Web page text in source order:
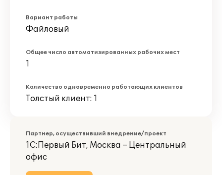
Вариант работы
Файловый
Общее число автоматизированных рабочих мест
1
Количество одновременно работающих клиентов
Толстый клиент: 1
Партнер, осуществивший внедрение/проект
1С:Первый Бит, Москва – Центральный
офис